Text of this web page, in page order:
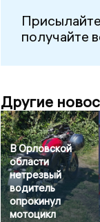
получайте
Другие
В Орловской
области
нетрезвый
водитель
опрокинул
мотоцикл